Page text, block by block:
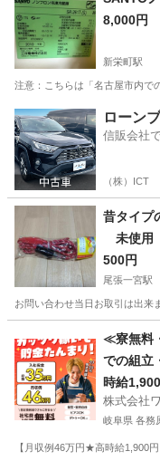
8,000円
新栄町駅
注意：こちらは「名古屋市内で
愛知 名古屋市 新栄町
ローン
信販会社
（株）ICT
昔タイ
未使用
500円
尾張一宮駅
お問い合わせ当日お取引は出来
尾張一宮駅
≪寮無料
での組立
時給
株式会社
岐阜県 各務
【月収例46万円★高時給1,900